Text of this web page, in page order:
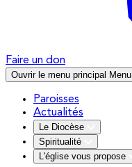
Faire un don
Ouvrir le menu principal Menu
Paroisses
Actualités
Le Diocèse
Spiritualité
L'église vous propose